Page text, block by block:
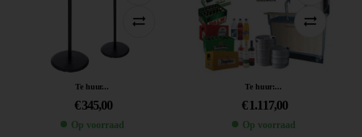
Te huur...
€ 345,00
Op voorraad
Te huur:...
€ 1.117,00
Op voorraad